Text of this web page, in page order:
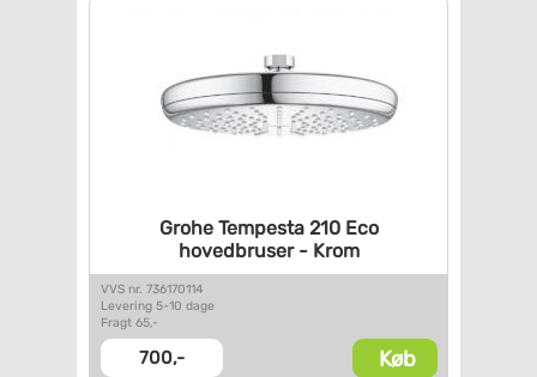
Grohe Tempesta 210 Eco
hovedbruser - Krom
VVS nr. 736170114
Levering 5-10 dage
Fragt 65,-
700,- Køb